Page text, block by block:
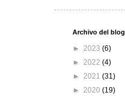
Archivo del blog
► 2023 (6)
► 2022 (4)
► 2021 (31)
► 2020 (19)